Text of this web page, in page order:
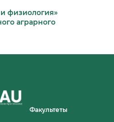
физиология»
аграрного
Факультеты